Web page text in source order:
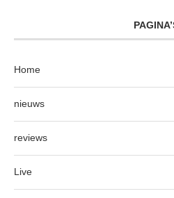
Home
nieuws
reviews
Live